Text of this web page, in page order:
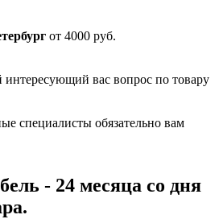
от 4000 руб.
вас вопрос по товару
специалисты обязательно вам
- 24 месяца со дня